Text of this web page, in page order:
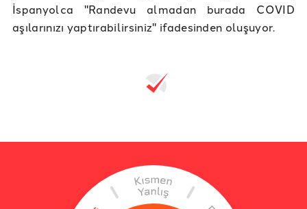
İspanyolca "Randevu almadan burada COVID
aşılarınızı yaptırabilirsiniz" ifadesinden oluşuyor.